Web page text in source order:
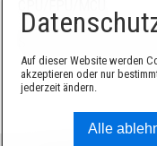
Auf dieser Website werden
akzeptieren oder nur
jederzeit ändern.
Alle